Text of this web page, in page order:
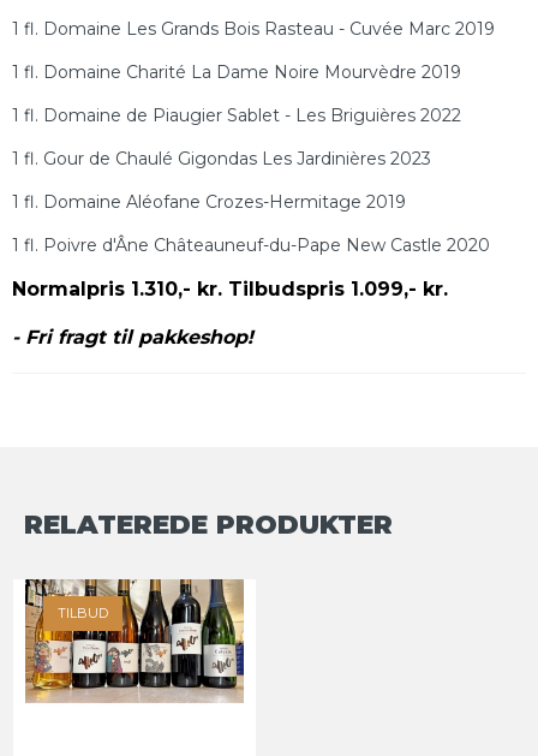
1 fl. Domaine Les Grands Bois Rasteau - Cuvée Marc 2019
1 fl. Domaine Charité La Dame Noire Mourvèdre 2019
1 fl. Domaine de Piaugier Sablet - Les Briguières 2022
1 fl. Gour de Chaulé Gigondas Les Jardinières 2023
1 fl. Domaine Aléofane Crozes-Hermitage 2019
1 fl. Poivre d'Âne Châteauneuf-du-Pape New Castle 2020
Normalpris 1.310,- kr. Tilbudspris 1.099,- kr.
- Fri fragt til pakkeshop!
RELATEREDE PRODUKTER
TILBUD